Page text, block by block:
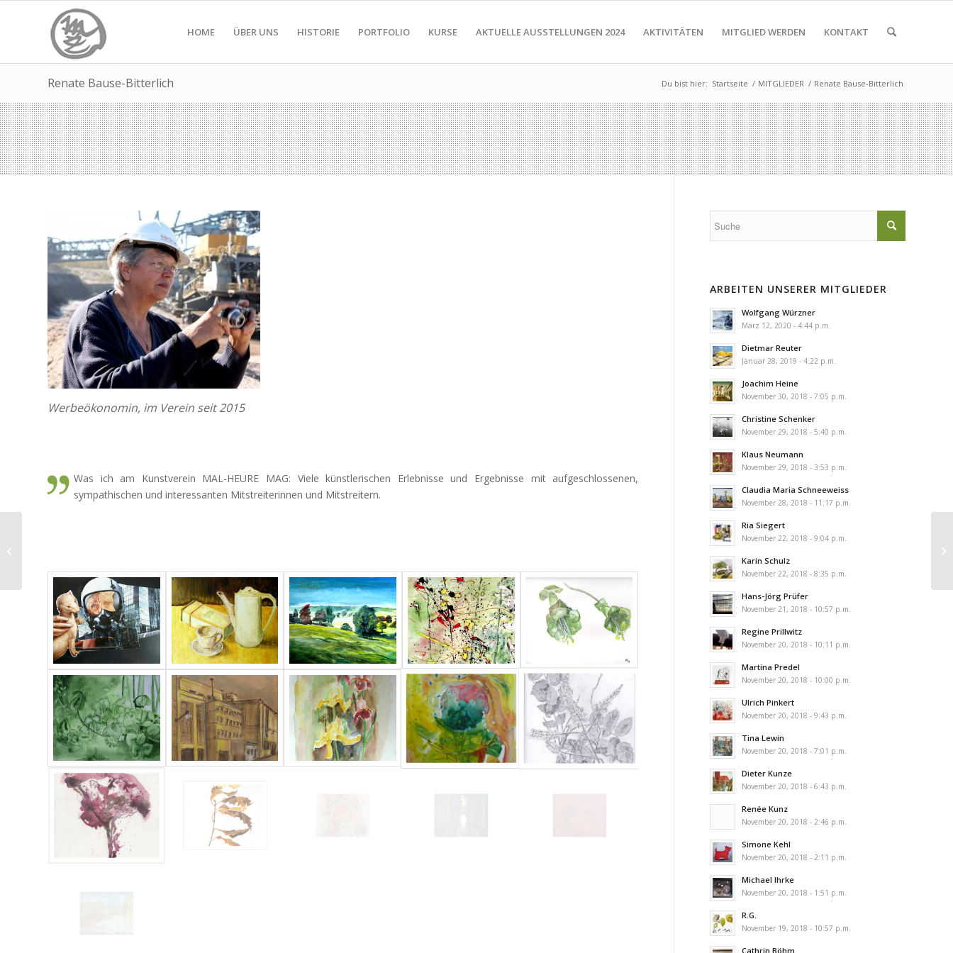
HOME ÜBER UNS HISTORIE PORTFOLIO KURSE AKTUELLE AUSSTELLUNGEN 2024 AKTIVITÄTEN MITGLIED WERDEN KONTAKT
Renate Bause-Bitterlich Du bist hier: Startseite / MITGLIEDER / Renate Bause-Bitterlich
Werbeökonomin, im Verein seit 2015
Was ich am Kunstverein MAL-HEURE MAG: Viele künstlerischen Erlebnisse und Ergebnisse mit aufgeschlossenen,
sympathischen und interessanten Mitstreiterinnen und Mitstreitern.
ARBEITEN UNSERER MITGLIEDER
Wolfgang Würzner
März 12, 2020 - 4:44 p.m.
Dietmar Reuter
Januar 28, 2019 - 4:22 p.m.
Joachim Heine
November 30, 2018 - 7:05 p.m.
Christine Schenker
November 29, 2018 - 5:40 p.m.
Klaus Neumann
November 29, 2018 - 3:53 p.m.
Claudia Maria Schneeweiss
November 28, 2018 - 11:17 p.m.
Ria Siegert
November 22, 2018 - 9:04 p.m.
Karin Schulz
November 22, 2018 - 8:35 p.m.
Hans-Jörg Prüfer
November 21, 2018 - 10:57 p.m.
Regine Prillwitz
November 20, 2018 - 10:11 p.m.
Martina Predel
November 20, 2018 - 10:00 p.m.
Ulrich Pinkert
November 20, 2018 - 9:43 p.m.
Tina Lewin
November 20, 2018 - 7:01 p.m.
Dieter Kunze
November 20, 2018 - 6:43 p.m.
Renée Kunz
November 20, 2018 - 2:46 p.m.
Simone Kehl
November 20, 2018 - 2:11 p.m.
Michael Ihrke
November 20, 2018 - 1:51 p.m.
R.G.
November 19, 2018 - 10:57 p.m.
Cathrin Böhm